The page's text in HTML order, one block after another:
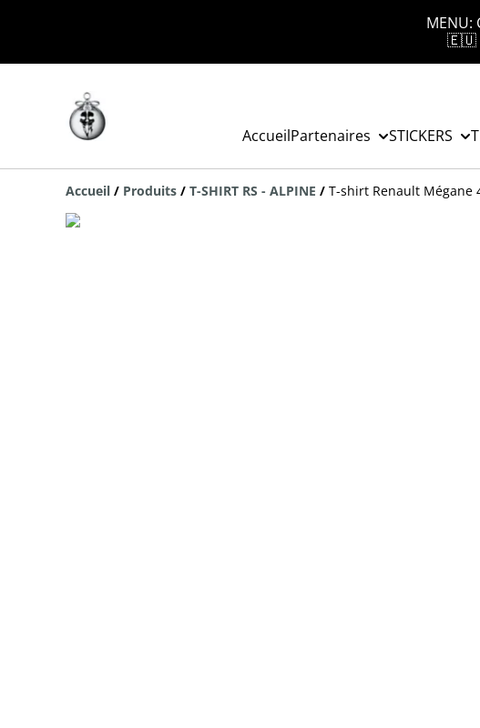
🇪🇺
AccueilPartenaires STICKERS
Accueil / Produits / T-SHIRT RS - ALPINE / T-shirt Renault Mégane